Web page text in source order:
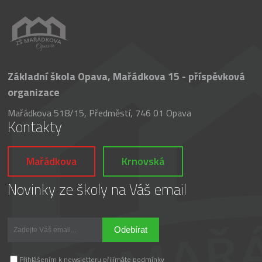
Základní škola Opava, Mařádkova 15 - příspěvková
organizace
Mařádkova 518/15, Předměstí, 746 01 Opava
Kontakty
Mařádkova Krnovská
Novinky ze školy na Váš email
Odebírat
Přihlášením k newsletteru přijímáte podmínky